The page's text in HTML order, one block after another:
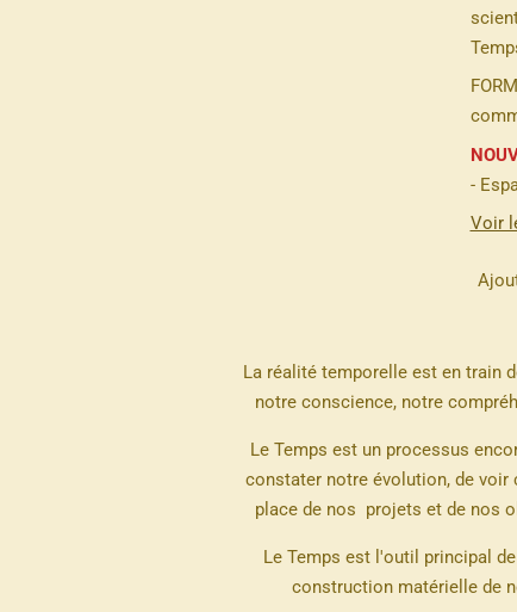
-
Voir
La réalité temporelle est en train
notre conscience, notre
Le Temps est un processus
constater notre évolution, de voir
place de nos projets et de nos
Le Temps est l'outil principal
construction matérielle de